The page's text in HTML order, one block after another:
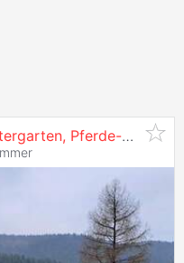
saniertes Bauernhaus mit Wintergarten, Pferde-Stallung und großem Stadel